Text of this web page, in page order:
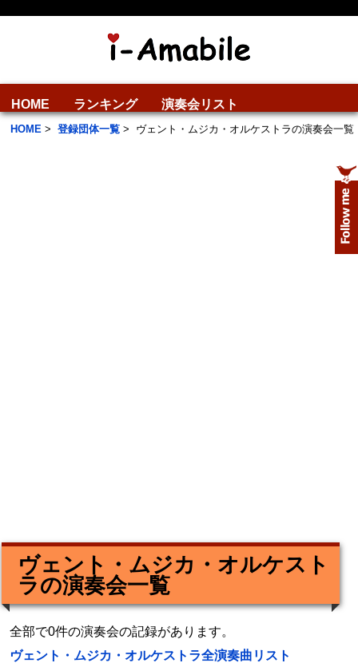
HOME ランキング 演奏会リスト
HOME > 登録団体一覧 > ヴェント・ムジカ・オルケストラの演奏会一覧
ヴェント・ムジカ・オルケスト
ラの演奏会一覧
全部で0件の演奏会の記録があります。
ヴェント・ムジカ・オルケストラ全演奏曲リスト